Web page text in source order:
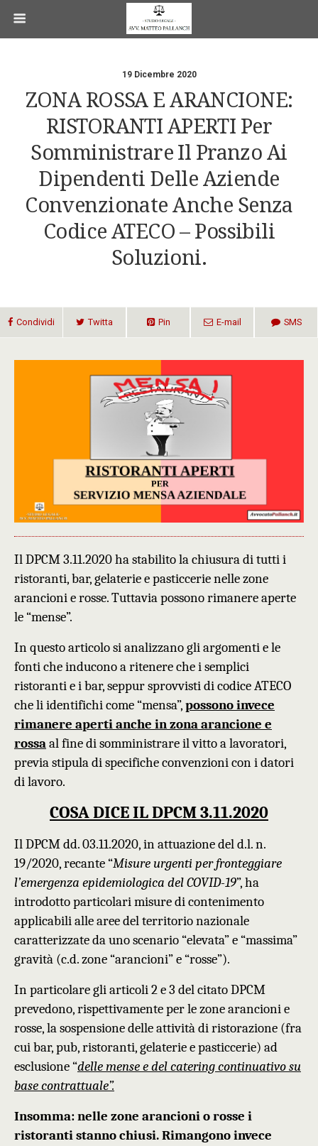
19 Dicembre 2020
ZONA ROSSA E ARANCIONE:
RISTORANTI APERTI Per
Somministrare Il Pranzo Ai
Dipendenti Delle Aziende
Convenzionate Anche Senza
Codice ATECO – Possibili
Soluzioni.
Condividi Twitta Pin E-mail SMS
Il DPCM 3.11.2020 ha stabilito la chiusura di tutti i
ristoranti, bar, gelaterie e pasticcerie nelle zone
arancioni e rosse. Tuttavia possono rimanere aperte
le “mense”.
In questo articolo si analizzano gli argomenti e le
fonti che inducono a ritenere che i semplici
ristoranti e i bar, seppur sprovvisti di codice ATECO
che li identifichi come “mensa”,possono invece
rimanere aperti anche in zona arancione e
rossaal fine di somministrare il vitto a lavoratori,
previa stipula di specifiche convenzioni con i datori
di lavoro.
COSA DICE IL DPCM 3.11.2020
Il DPCM dd. 03.11.2020, in attuazione del d.l. n.
19/2020, recante “Misure urgenti per fronteggiare
l’emergenza epidemiologica del COVID-19”, ha
introdottoparticolari misure di contenimento
applicabili alle aree del territorio nazionale
caratterizzate da uno scenario “elevata” e “massima”
gravità (c.d. zone “arancioni” e “rosse”).
In particolare gli articoli 2 e 3 del citato DPCM
prevedono, rispettivamente per le zone arancioni e
rosse, la sospensione delle attività di ristorazione (fra
cui bar, pub, ristoranti, gelaterie e pasticcerie) ad
esclusione “delle mense e del catering continuativo su
base contrattuale”.
Insomma: nelle zone arancioni o rosse i
ristoranti stanno chiusi. Rimangono invece